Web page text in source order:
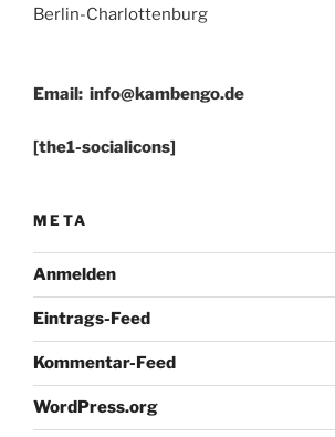
Berlin-Charlottenburg
Email: info@kambengo.de
[the1-socialicons]
META
Anmelden
Eintrags-Feed
Kommentar-Feed
WordPress.org